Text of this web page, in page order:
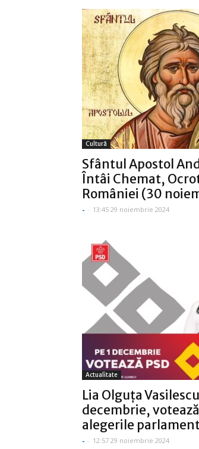
Cultură
Sfântul Apostol
Întâi Chemat,
României (30
- - 13:45 29 noiembrie 2024
Actualitate
Lia Olguța
decembrie, votează
alegerile
- - 12:57 29 noiembrie 2024